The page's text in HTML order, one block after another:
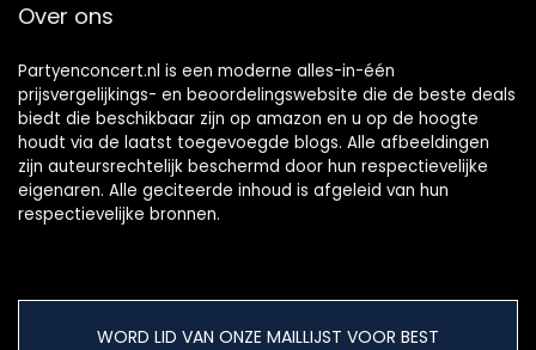
Over ons
Partyenconcert.nl is een moderne alles-in-één
prijsvergelijkings- en beoordelingswebsite die de beste deals
biedt die beschikbaar zijn op amazon en u op de hoogte
houdt via de laatst toegevoegde blogs. Alle afbeeldingen
zijn auteursrechtelijk beschermd door hun respectievelijke
eigenaren. Alle geciteerde inhoud is afgeleid van hun
respectievelijke bronnen.
WORD LID VAN ONZE MAILLIJST VOOR BEST